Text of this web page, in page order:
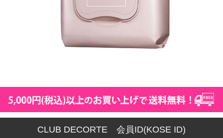
CLUB DECORTE 会員ID(KOSE ID)